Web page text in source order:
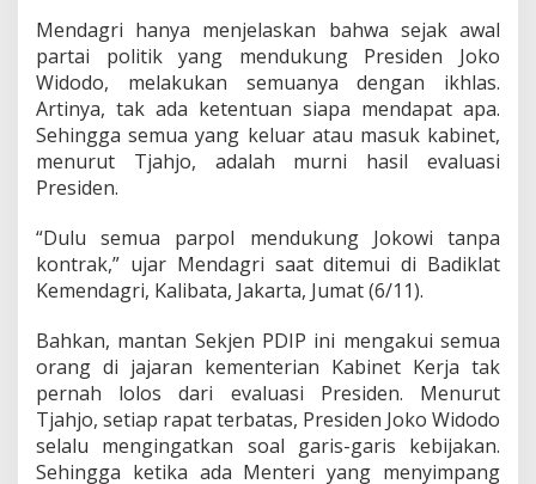
Mendagri hanya menjelaskan bahwa sejak awal
partai politik yang mendukung Presiden Joko
Widodo, melakukan semuanya dengan ikhlas.
Artinya, tak ada ketentuan siapa mendapat apa.
Sehingga semua yang keluar atau masuk kabinet,
menurut Tjahjo, adalah murni hasil evaluasi
Presiden.
“Dulu semua parpol mendukung Jokowi tanpa
kontrak,” ujar Mendagri saat ditemui di Badiklat
Kemendagri, Kalibata, Jakarta, Jumat (6/11).
Bahkan, mantan Sekjen PDIP ini mengakui semua
orang di jajaran kementerian Kabinet Kerja tak
pernah lolos dari evaluasi Presiden. Menurut
Tjahjo, setiap rapat terbatas, Presiden Joko Widodo
selalu mengingatkan soal garis-garis kebijakan.
Sehingga ketika ada Menteri yang menyimpang